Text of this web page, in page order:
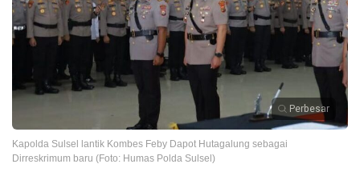
Perbesar
Kapolda Sulsel lantik Kombes Feby Dapot Hutagalung sebagai
Dirreskrimum baru (Foto: Humas Polda Sulsel)